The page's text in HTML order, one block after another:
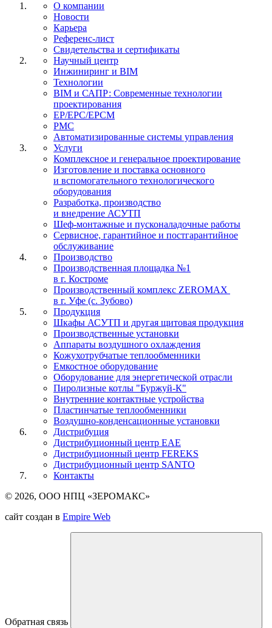
О компании
Новости
Карьера
Референс-лист
Свидетельства и сертификаты
Научный центр
Инжиниринг и BIM
Технологии
BIM и САПР: Современные технологии
проектирования
EP/EPC/EPCM
PMC
Автоматизированные системы управления
Услуги
Комплексное и генеральное проектирование
Изготовление и поставка основного
и вспомогательного технологического
оборудования
Разработка, производство
и внедрение АСУТП
Шеф-монтажные и пусконаладочные работы
Сервисное, гарантийное и постгарантийное
обслуживание
Производство
Производственная площадка №1
в г. Костроме
Производственный комплекс ZEROMAX
в г. Уфе (с. Зубово)
Продукция
Шкафы АСУТП и другая щитовая продукция
Производственные установки
Аппараты воздушного охлаждения
Кожухотрубчатые теплообменники
Емкостное оборудование
Оборудование для энергетической отрасли
Пиролизные котлы "Буржуй-К"
Внутренние контактные устройства
Пластинчатые теплообменники
Воздушно-конденсационные установки
Дистрибуция
Дистрибуционный центр EAE
Дистрибуционный центр FEREKS
Дистрибуционный центр SANTO
Контакты
© 2026, ООО НПЦ «ЗЕРОМАКС»
сайт создан в Empire Web
Обратная связь